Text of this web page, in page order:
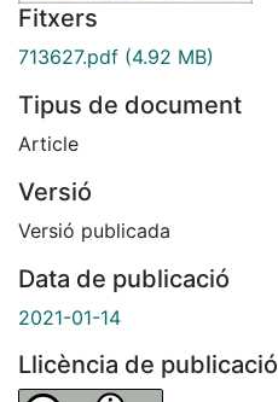
Fitxers
713627.pdf (4.92 MB)
Tipus de document
Article
Versió
Versió publicada
Data de publicació
2021-01-14
Llicència de publicació